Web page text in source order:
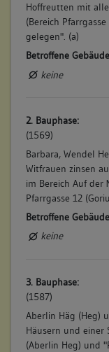
Hoffreutten mit
(Bereich
gelegen". (a)
Betroffene
keine
2. Bauphase:
(1569)
Barbara, Wendel
Witfrauen zinsen
im Bereich Auf der
Pfarrgasse 12
Betroffene
keine
3. Bauphase:
(1587)
Aberlin Häg (Heg)
Häusern und einer
(Aberlin Heg) und